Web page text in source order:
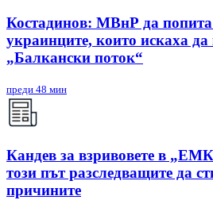
Костадинов: МВнР да
украинците, които искаха да
„Балкански поток“
преди 48 мин
Кандев за взривовете в
този път разследващите да
причините